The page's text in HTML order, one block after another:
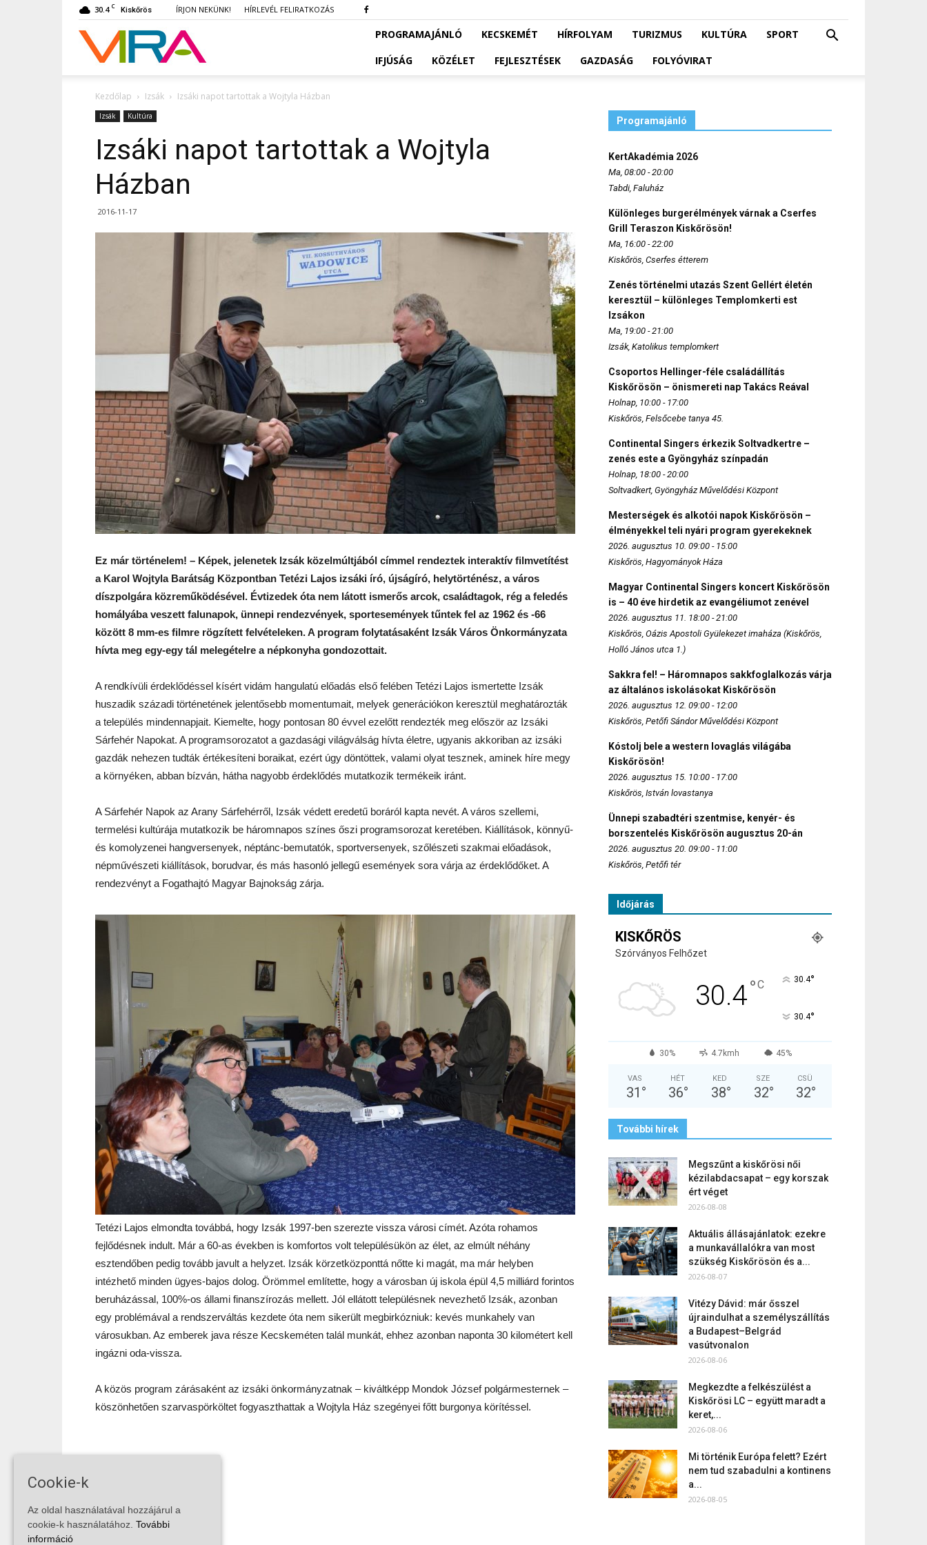
30.4 C Kiskőrös ÍRJON NEKÜNK! HÍRLEVÉL FELIRATKOZÁS
VIRA PROGRAMAJÁNLÓ KECSKEMÉT HÍRFOLYAM TURIZMUS KULTÚRA
SPORT
IFJÚSÁG
KÖZÉLET FEJLESZTÉSEK GAZDASÁG FOLYÓVIRAT
Kezdőlap Izsák Izsáki napot tartottak a Wojtyla Házban
Izsák Kultúra
Izsáki napot tartottak a Wojtyla
Házban
2016-11-17
Ez már történelem! – Képek, jelenetek Izsák közelmúltjából címmel rendeztek interaktív filmvetítést
a Karol Wojtyla Barátság Központban Tetézi Lajos izsáki író, újságíró, helytörténész, a város
díszpolgára közreműködésével. Évtizedek óta nem látott ismerős arcok, családtagok, rég a feledés
homályába veszett falunapok, ünnepi rendezvények, sportesemények tűntek fel az 1962 és -66
között 8 mm-es filmre rögzített felvételeken. A program folytatásaként Izsák Város Önkormányzata
hívta meg egy-egy tál melegételre a népkonyha gondozottait.
A rendkívüli érdeklődéssel kísért vidám hangulatú előadás első felében Tetézi Lajos ismertette Izsák
huszadik századi történetének jelentősebb momentumait, melyek generációkon keresztül meghatározták
a település mindennapjait. Kiemelte, hogy pontosan 80 évvel ezelőtt rendezték meg először az Izsáki
Sárfehér Napokat. A programsorozatot a gazdasági világválság hívta életre, ugyanis akkoriban az izsáki
gazdák nehezen tudták értékesíteni boraikat, ezért úgy döntöttek, valami olyat tesznek, aminek híre megy
a környéken, abban bízván, hátha nagyobb érdeklődés mutatkozik termékeik iránt.
A Sárfehér Napok az Arany Sárfehérről, Izsák védett eredetű boráról kapta nevét. A város szellemi,
termelési kultúrája mutatkozik be háromnapos színes őszi programsorozat keretében. Kiállítások, könnyű-
és komolyzenei hangversenyek, néptánc-bemutatók, sportversenyek, szőlészeti szakmai előadások,
népművészeti kiállítások, borudvar, és más hasonló jellegű események sora várja az érdeklődőket. A
rendezvényt a Fogathajtó Magyar Bajnokság zárja.
Tetézi Lajos elmondta továbbá, hogy Izsák 1997-ben szerezte vissza városi címét. Azóta rohamos
fejlődésnek indult. Már a 60-as években is komfortos volt településükön az élet, az elmúlt néhány
esztendőben pedig tovább javult a helyzet. Izsák körzetközponttá nőtte ki magát, ma már helyben
intézhető minden ügyes-bajos dolog. Örömmel említette, hogy a városban új iskola épül 4,5 milliárd forintos
beruházással, 100%-os állami finanszírozás mellett. Jól ellátott településnek nevezhető Izsák, azonban
egy problémával a rendszerváltás kezdete óta nem sikerült megbirkózniuk: kevés munkahely van
városukban. Az emberek java része Kecskeméten talál munkát, ehhez azonban naponta 30 kilométert kell
ingázni oda-vissza.
A közös program zárásaként az izsáki önkormányzatnak – kiváltképp Mondok József polgármesternek –
köszönhetően szarvaspörköltet fogyaszthattak a Wojtyla Ház szegényei főtt burgonya körítéssel.
Programajánló
KertAkadémia 2026
Ma, 08:00 - 20:00
Tabdi, Faluház
Különleges burgerélmények várnak a Cserfes
Grill Teraszon Kiskőrösön!
Ma, 16:00 - 22:00
Kiskőrös, Cserfes étterem
Zenés történelmi utazás Szent Gellért életén
keresztül – különleges Templomkerti est
Izsákon
Ma, 19:00 - 21:00
Izsák, Katolikus templomkert
Csoportos Hellinger-féle családállítás
Kiskőrösön – önismereti nap Takács Reával
Holnap, 10:00 - 17:00
Kiskőrös, Felsőcebe tanya 45.
Continental Singers érkezik Soltvadkertre –
zenés este a Gyöngyház színpadán
Holnap, 18:00 - 20:00
Soltvadkert, Gyöngyház Művelődési Központ
Mesterségek és alkotói napok Kiskőrösön –
élményekkel teli nyári program gyerekeknek
2026. augusztus 10. 09:00 - 15:00
Kiskőrös, Hagyományok Háza
Magyar Continental Singers koncert Kiskőrösön
is – 40 éve hirdetik az evangéliumot zenével
2026. augusztus 11. 18:00 - 21:00
Kiskőrös, Oázis Apostoli Gyülekezet imaháza (Kiskőrös,
Holló János utca 1.)
Sakkra fel! – Háromnapos sakkfoglalkozás várja
az általános iskolásokat Kiskőrösön
2026. augusztus 12. 09:00 - 12:00
Kiskőrös, Petőfi Sándor Művelődési Központ
Kóstolj bele a western lovaglás világába
Kiskőrösön!
2026. augusztus 15. 10:00 - 17:00
Kiskőrös, István lovastanya
Ünnepi szabadtéri szentmise, kenyér- és
borszentelés Kiskőrösön augusztus 20-án
2026. augusztus 20. 09:00 - 11:00
Kiskőrös, Petőfi tér
Időjárás
KISKŐRÖS
Szórványos Felhőzet
30.4°C 30.4°
30.4°
30% 4.7kmh 45%
VAS
31 °
HÉT
36°
KED
38°
SZE
32°
CSÜ
32°
További hírek
Megszűnt a kiskőrösi női
kézilabdacsapat – egy korszak
ért véget
2026-08-08
Aktuális állásajánlatok: ezekre
a munkavállalókra van most
szükség Kiskőrösön és a...
2026-08-07
Vitézy Dávid: már ősszel
újraindulhat a személyszállítás
a Budapest–Belgrád
vasútvonalon
2026-08-06
Megkezdte a felkészülést a
Kiskőrösi LC – együtt maradt a
keret,...
2026-08-06
Mi történik Európa felett? Ezért
nem tud szabadulni a kontinens
a...
2026-08-05
Cookie-k
Az oldal használatával hozzájárul a
cookie-k használatához. További
információ